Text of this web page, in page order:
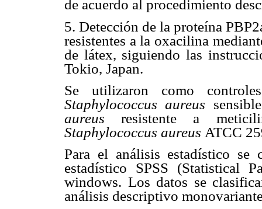
de acuerdo al procedimiento
5. Detección de la proteína
resistentes a la oxacilina
de látex, siguiendo las
Tokio, Japan.
Se utilizaron como
Staphylococcus aureus
aureus resistente a
Staphylococcus aureus ATCC
Para el análisis estadístico se
estadístico SPSS (Statistical
windows. Los datos se
análisis descriptivo